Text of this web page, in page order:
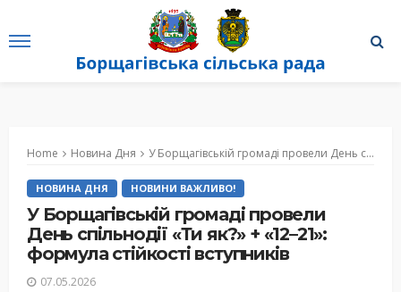
Home Новина Дня У Борщагівській громаді провели День спільнодії «Ти як?» + «12–21»: формула стійкості вступників
НОВИНА ДНЯ НОВИНИ ВАЖЛИВО!
У Борщагівській громаді провели
День спільнодії «Ти як?» + «12–21»:
формула стійкості вступників
07.05.2026